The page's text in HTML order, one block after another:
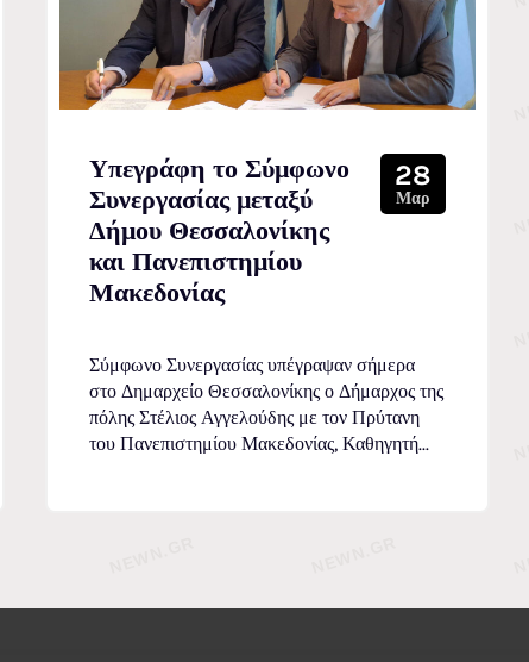
Υπεγράφη το Σύμφωνο
Συνεργασίας μεταξύ
Δήμου Θεσσαλονίκης
και Πανεπιστημίου
Μακεδονίας
28
Μαρ
Σύμφωνο Συνεργασίας υπέγραψαν σήμερα
στο Δημαρχείο Θεσσαλονίκης ο Δήμαρχος της
πόλης Στέλιος Αγγελούδης με τον Πρύτανη
του Πανεπιστημίου Μακεδονίας, Καθηγητή...